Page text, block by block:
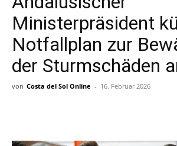
Ministerpräsident
Notfallplan zur
der Sturmschäden
von Costa del Sol Online - 16. Februar 2026